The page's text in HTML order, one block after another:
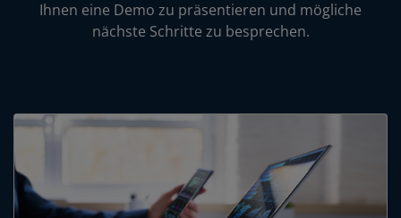
Ihnen eine Demo zu präsentieren und mögliche
nächste Schritte zu besprechen.